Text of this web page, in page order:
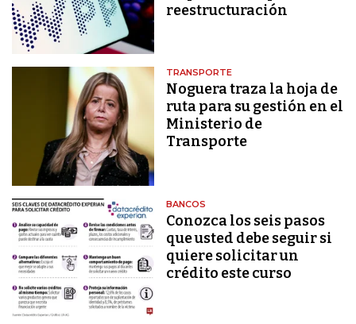
reestructuración
TRANSPORTE
Noguera traza la hoja de
ruta para su gestión en el
Ministerio de
Transporte
BANCOS
Conozca los seis pasos
que usted debe seguir si
quiere solicitar un
crédito este curso